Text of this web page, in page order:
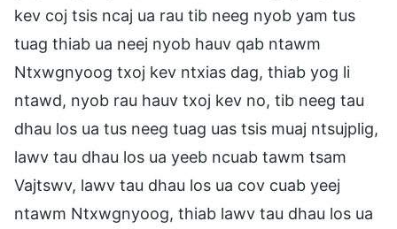
kev coj tsis ncaj ua rau tib neeg nyob yam tus
tuag thiab ua neej nyob hauv qab ntawm
Ntxwgnyoog txoj kev ntxias dag, thiab yog li
ntawd, nyob rau hauv txoj kev no, tib neeg tau
dhau los ua tus neeg tuag uas tsis muaj ntsujplig,
lawv tau dhau los ua yeeb ncuab tawm tsam
Vajtswv, lawv tau dhau los ua cov cuab yeej
ntawm Ntxwgnyoog, thiab lawv tau dhau los ua